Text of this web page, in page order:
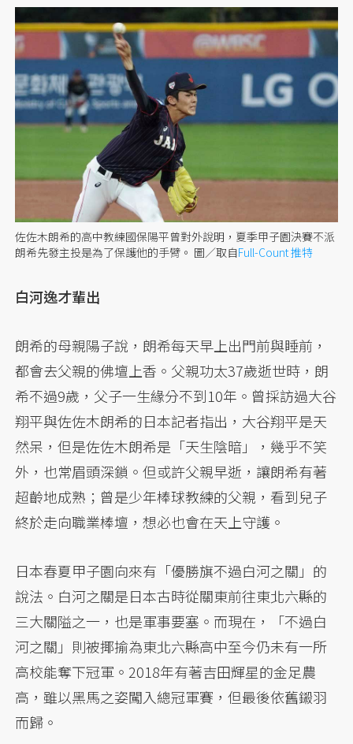
佐佐木朗希的高中教練國保陽平曾對外說明，夏季甲子園決賽不派
朗希先發主投是為了保護他的手臂。 圖／取自Full-Count 推特
白河逸才輩出
朗希的母親陽子說，朗希每天早上出門前與睡前，
都會去父親的佛壇上香。父親功太37歲逝世時，朗
希不過9歲，父子一生緣分不到10年。曾採訪過大谷
翔平與佐佐木朗希的日本記者指出，大谷翔平是天
然呆，但是佐佐木朗希是「天生陰暗」，幾乎不笑
外，也常眉頭深鎖。但或許父親早逝，讓朗希有著
超齡地成熟；曾是少年棒球教練的父親，看到兒子
終於走向職業棒壇，想必也會在天上守護。
日本春夏甲子園向來有「優勝旗不過白河之關」的
說法。白河之關是日本古時從關東前往東北六縣的
三大關隘之一，也是軍事要塞。而現在，「不過白
河之關」則被揶揄為東北六縣高中至今仍未有一所
高校能奪下冠軍。2018年有著吉田輝星的金足農
高，雖以黑馬之姿闖入總冠軍賽，但最後依舊鎩羽
而歸。